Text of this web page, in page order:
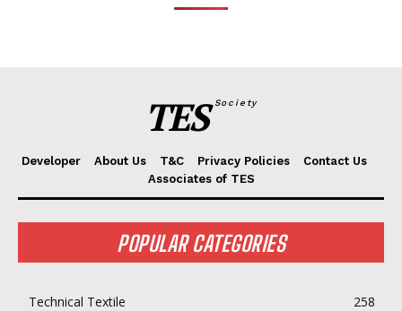
TES Society
Developer About Us T&C Privacy Policies
Contact Us
Associates of TES
POPULAR CATEGORIES
Technical Textile
258